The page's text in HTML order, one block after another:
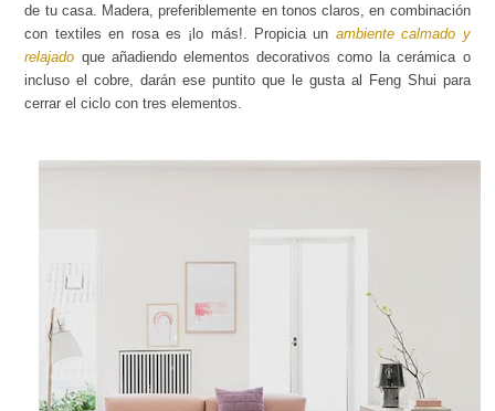
de tu casa. Madera, preferiblemente en tonos claros, en combinación
con textiles en rosa es ¡lo más!. Propicia un ambiente calmado y
relajado que añadiendo elementos decorativos como la cerámica o
incluso el cobre, darán ese puntito que le gusta al Feng Shui para
cerrar el ciclo con tres elementos.